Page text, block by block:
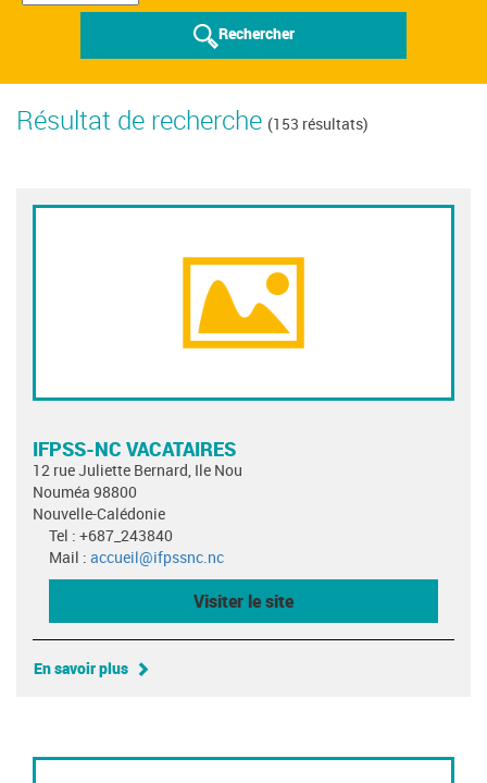
Rechercher
Résultat de recherche (153 résultats)
IFPSS-NC VACATAIRES
12 rue Juliette Bernard, Ile Nou
Nouméa 98800
Nouvelle-Calédonie
Tel : +687_243840
Mail : accueil@ifpssnc.nc
Visiter le site
En savoir plus